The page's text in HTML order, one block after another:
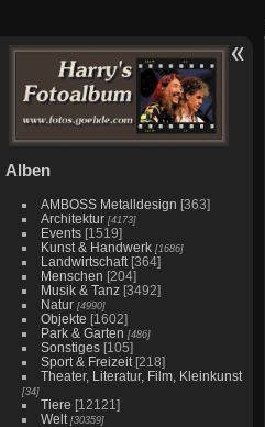
Alben
AMBOSS Metalldesign [363]
Architektur [4173]
Events [1519]
Kunst & Handwerk [1686]
Landwirtschaft [364]
Menschen [204]
Musik & Tanz [3492]
Natur [4990]
Objekte [1602]
Park & Garten [486]
Sonstiges [105]
Sport & Freizeit [218]
Theater, Literatur, Film, Kleinkunst
[34]
Tiere [12121]
Welt [30359]